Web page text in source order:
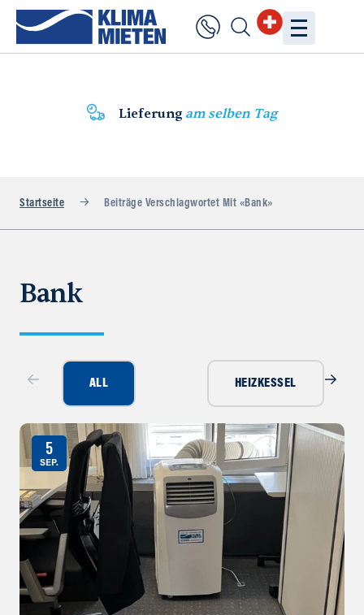
Lieferung am selben Tag
Startseite Beiträge Verschlagwortet Mit «Bank»
Bank
ALL HEIZKESSEL
5
SEP.